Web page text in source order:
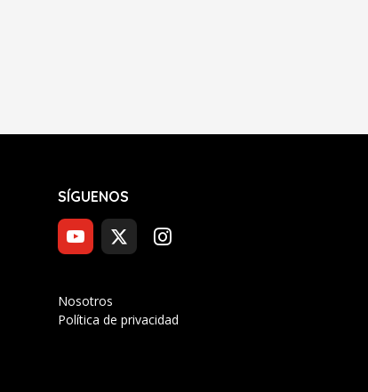
SÍGUENOS
Nosotros
Política de privacidad